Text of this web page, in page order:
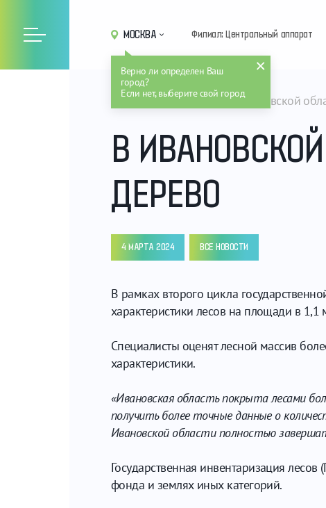
МОСКВА
Верно ли определен Ваш
город?
Если нет, выберите свой город
Филиал: Центральный аппарат
Главная Новости В Ивановской
В
ДЕРЕВО
4 МАРТА 2024 ВСЕ НОВОСТИ
В рамках второго цикла
характеристики лесов на площади в
Специалисты оценят лесной массив
характеристики.
«Ивановская область покрыта лесами
получить более точные данные о
Ивановской области полностью
Государственная инвентаризация
фонда и землях иных категорий.